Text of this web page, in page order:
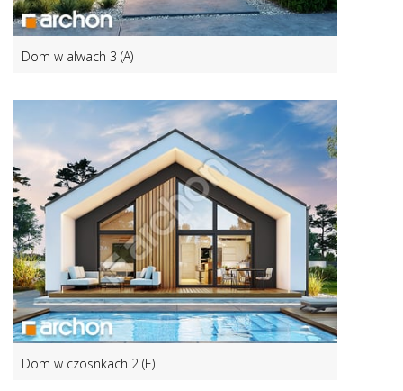
Dom w alwach 3 (A)
Dom w czosnkach 2 (E)